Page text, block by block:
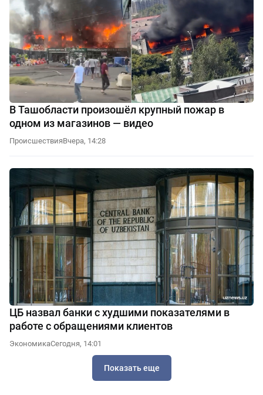
В Ташобласти произошёл крупный пожар в
одном из магазинов — видео
ПроисшествияВчера, 14:28
ЦБ назвал банки с худшими показателями в
работе с обращениями клиентов
ЭкономикаСегодня, 14:01
Показать еще